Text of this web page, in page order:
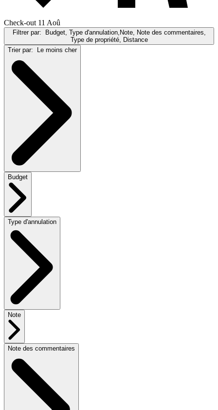
Check-out 11 Aoû
Filtrer par:
Budget, Type d'annulation,Note, Note des commentaires,
Type de propriété, Distance
Trier par:
Le moins cher
Budget
Type d'annulation
Note
Note des commentaires